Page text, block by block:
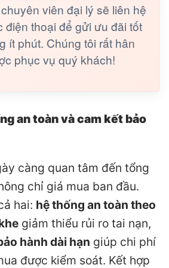
viên đại lý sẽ liên hệ
điện thoại để gửi ưu đãi tốt
ít phút. Chúng tôi rất hân
phục vụ quý khách!
an toàn và cam kết bảo
càng quan tâm đến tổng
chỉ giá mua ban đầu.
hai: hệ thống an toàn theo
giảm thiểu rủi ro tai nạn,
hành dài hạn giúp chi phí
được kiểm soát. Kết hợp